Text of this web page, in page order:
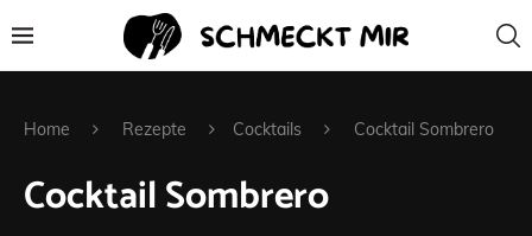
Home Rezepte Cocktails Cocktail Sombrero
Cocktail Sombrero